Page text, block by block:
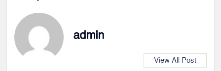
admin
View All Post